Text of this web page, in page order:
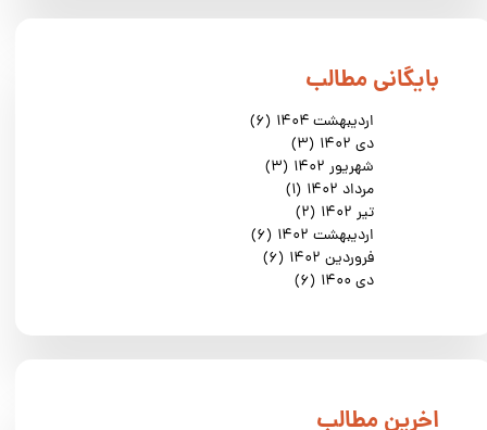
اردیبهشت ۱۴۰۴
(۶)
دی ۱۴۰۲
(۳)
شهریور ۱۴۰۲
(۳)
مرداد ۱۴۰۲
(۱)
تیر ۱۴۰۲
(۲)
اردیبهشت ۱۴۰۲
(۶)
فروردین ۱۴۰۲
(۶)
دی ۱۴۰۰
(۶)
​بایگانی مطالب
​اخرین مطالب